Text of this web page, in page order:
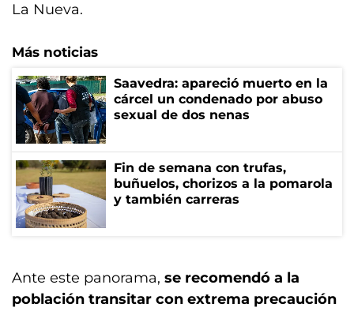
La Nueva.
Más noticias
Saavedra: apareció muerto en la
cárcel un condenado por abuso
sexual de dos nenas
Fin de semana con trufas,
buñuelos, chorizos a la pomarola
y también carreras
Ante este panorama, se recomendó a la
población transitar con extrema precaución